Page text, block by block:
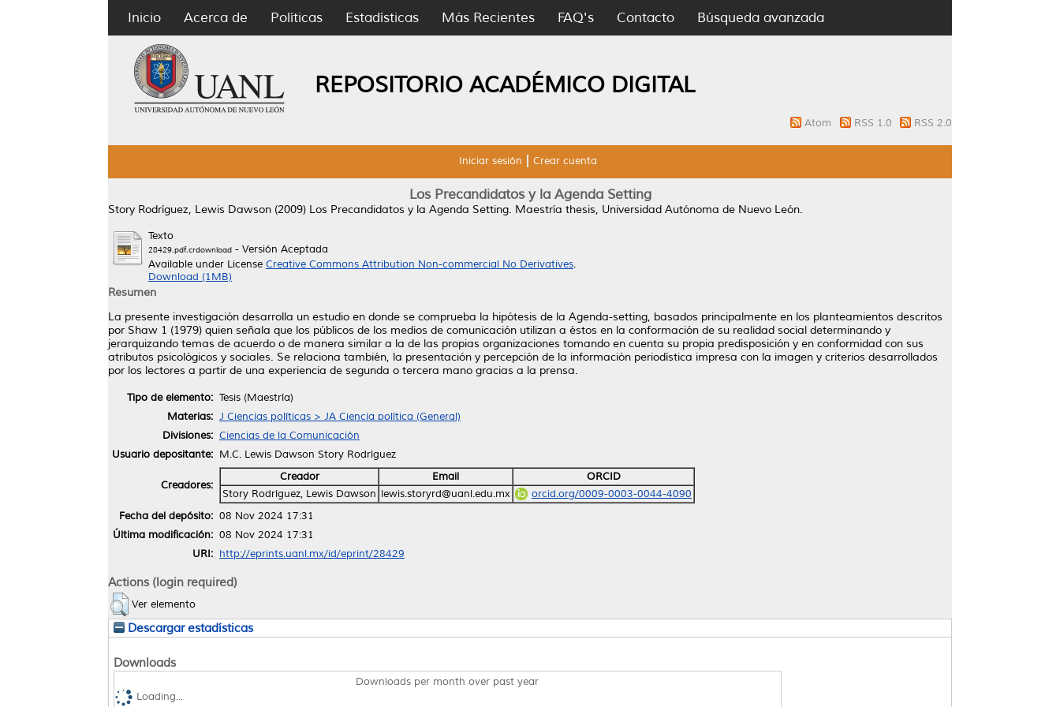
Inicio Acerca de Políticas Estadísticas Más Recientes FAQ's Contacto Búsqueda avanzada
REPOSITORIO ACADÉMICO DIGITAL
Atom RSS 1.0 RSS 2.0
Iniciar sesión Crear cuenta
Los Precandidatos y la Agenda Setting
Story Rodríguez, Lewis Dawson (2009) Los Precandidatos y la Agenda Setting. Maestría thesis, Universidad Autónoma de Nuevo León.
Texto
28429.pdf.crdownload - Versión Aceptada
Available under License Creative Commons Attribution Non-commercial No Derivatives.
Download (1MB)
Resumen
La presente investigación desarrolla un estudio en donde se comprueba la hipótesis de la Agenda-setting, basados principalmente en los planteamientos descritos
por Shaw 1 (1979) quien señala que los públicos de los medios de comunicación utilizan a éstos en la conformación de su realidad social determinando y
jerarquizando temas de acuerdo o de manera similar a la de las propias organizaciones tomando en cuenta su propia predisposición y en conformidad con sus
atributos psicológicos y sociales. Se relaciona también, la presentación y percepción de la información periodística impresa con la imagen y criterios desarrollados
por los lectores a partir de una experiencia de segunda o tercera mano gracias a la prensa.
Tipo de elemento: Tesis (Maestría)
Materias: J Ciencias políticas > JA Ciencia política (General)
Divisiones: Ciencias de la Comunicación
Usuario depositante: M.C. Lewis Dawson Story Rodríguez
Creadores:
Creador Email
ORCID
Story Rodríguez, Lewis Dawson lewis.storyrd@uanl.edu.mx
orcid.org/0009-0003-0044-4090
Fecha del depósito: 08 Nov 2024 17:31
Última modificación: 08 Nov 2024 17:31
URI: http://eprints.uanl.mx/id/eprint/28429
Actions (login required)
Ver elemento
Descargar estadísticas
Downloads
Downloads per month over past year
Loading...